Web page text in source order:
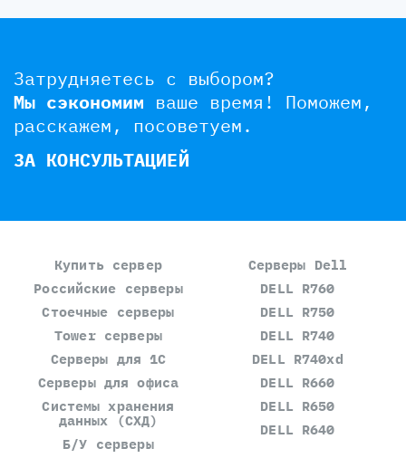
Затрудняетесь с выбором?
Мы сэкономим ваше время! Поможем,
расскажем, посоветуем.
ЗА КОНСУЛЬТАЦИЕЙ
Купить сервер
Российские серверы
Стоечные серверы
Tower серверы
Серверы для 1С
Серверы для офиса
Системы хранения
данных (СХД)
Б/У серверы
Серверы Dell
DELL R760
DELL R750
DELL R740
DELL R740xd
DELL R660
DELL R650
DELL R640